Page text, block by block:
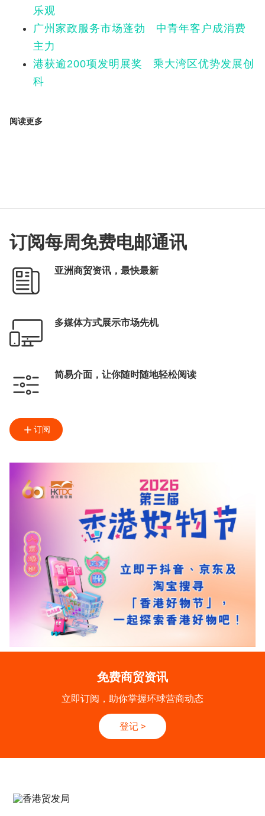
乐观
广州家政服务市场蓬勃 中青年客户成消费
主力
港获逾200项发明展奖 乘大湾区优势发展创
科
阅读更多
订阅每周免费电邮通讯
亚洲商贸资讯，最快最新
多媒体方式展示市场先机
简易介面，让你随时随地轻松阅读
订阅
免费商贸资讯
立即订阅，助你掌握环球营商动态
登记 >